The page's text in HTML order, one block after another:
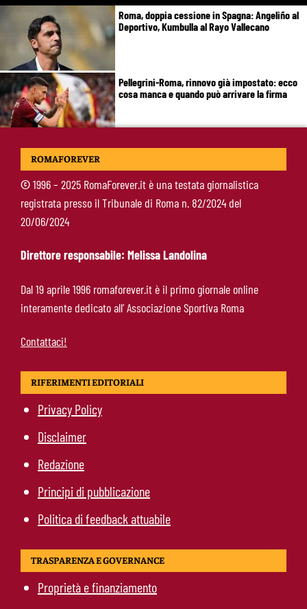
Roma, doppia cessione in Spagna: Angeliño al
Deportivo, Kumbulla al Rayo Vallecano
Pellegrini-Roma, rinnovo già impostato: ecco
cosa manca e quando può arrivare la firma
Mercato Roma, manca un solo colpo: Gasperini
Roma-Molina, il colpo di D’Amico è geniale:
qualità ed esperienza a un prezzo da
occasione
ROMAFOREVER
©1996 – 2025 RomaForever.it è una testata giornalistica
registrata presso il Tribunale di Roma n. 82/2024 del
20/06/2024
Direttore responsabile: Melissa Landolina
Dal 19 aprile 1996 romaforever.it è il primo giornale online
interamente dedicato all’ Associazione Sportiva Roma
Contattaci!
RIFERIMENTI EDITORIALI
Privacy Policy
Disclaimer
Redazione
Principi di pubblicazione
Politica di feedback attuabile
TRASPARENZA E GOVERNANCE
Proprietà e finanziamento